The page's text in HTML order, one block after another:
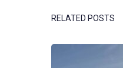
RELATED POSTS